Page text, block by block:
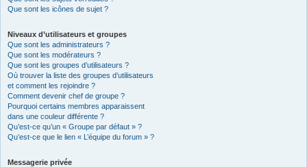
Que sont les icônes de sujet ?
Niveaux d’utilisateurs et groupes
Que sont les administrateurs ?
Que sont les modérateurs ?
Que sont les groupes d’utilisateurs ?
Où trouver la liste des groupes d’utilisateurs
et comment les rejoindre ?
Comment devenir chef de groupe ?
Pourquoi certains membres apparaissent
dans une couleur différente ?
Qu’est-ce qu’un « Groupe par défaut » ?
Qu’est-ce que le lien « L’équipe du forum » ?
Messagerie privée